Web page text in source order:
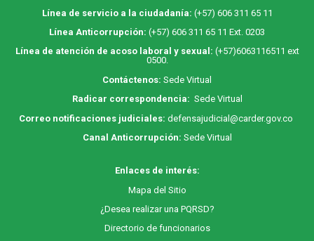
Línea de servicio a la ciudadanía: (+57) 606 311 65 11
Línea Anticorrupción: (+57) 606 311 65 11 Ext. 0203
Línea de atención de acoso laboral y sexual: (+57)6063116511 ext
0500.
Contáctenos: Sede Virtual
Radicar correspondencia: Sede Virtual
Correo notificaciones judiciales: defensajudicial@carder.gov.co
Canal Anticorrupción: Sede Virtual
Enlaces de interés:
Mapa del Sitio
¿Desea realizar una PQRSD?
Directorio de funcionarios